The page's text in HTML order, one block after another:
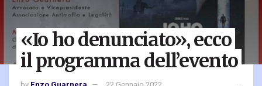
«Io ho denunciato», ecco
il programma dell’evento